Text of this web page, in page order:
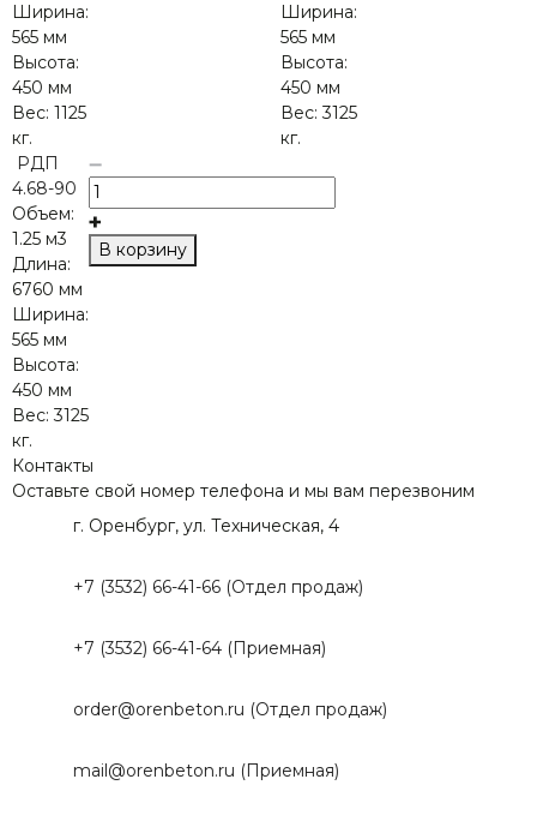
Ширина:
565 мм
Высота:
450 мм
Вес: 1125
кг.
Ширина:
565 мм
Высота:
450 мм
Вес: 3125
кг.
РДП
4.68-90
Объем:
1.25 м3
Длина:
6760 мм
Ширина:
565 мм
Высота:
450 мм
Вес: 3125
кг.
В корзину
Контакты
Оставьте свой номер телефона и мы вам перезвоним
г. Оренбург, ул. Техническая, 4
+7 (3532) 66-41-66 (Отдел продаж)
+7 (3532) 66-41-64 (Приемная)
order@orenbeton.ru (Отдел продаж)
mail@orenbeton.ru (Приемная)